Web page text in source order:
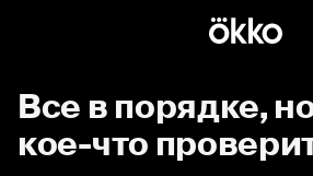
Все в порядке,
кое-что